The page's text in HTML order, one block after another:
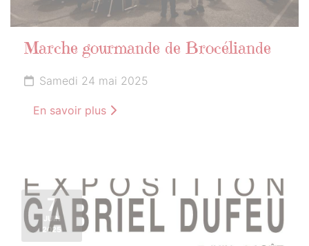
Marche gourmande de Brocéliande
Samedi 24 mai 2025
En savoir plus
7
JUIN
2025